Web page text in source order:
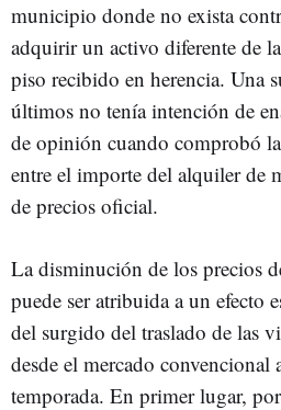
municipio donde no exista
adquirir un activo diferente de
piso recibido en herencia. Una
últimos no tenía intención de
de opinión cuando comprobó
entre el importe del alquiler de
de precios oficial.
La disminución de los precios
puede ser atribuida a un efecto
del surgido del traslado de las
desde el mercado convencional
temporada. En primer lugar,